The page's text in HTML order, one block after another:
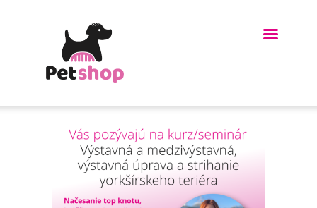
HOME
OBDARUJTE
BLÍZKYCH
GALÉRIA
BLOG